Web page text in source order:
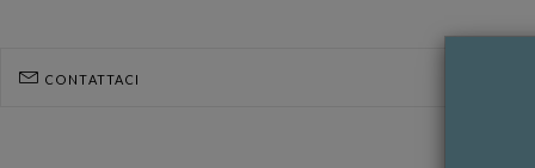
CONTATTACI